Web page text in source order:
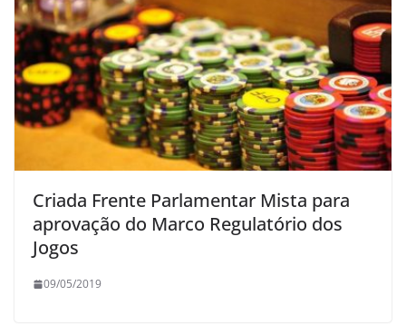
Criada Frente Parlamentar Mista para
aprovação do Marco Regulatório dos
Jogos
09/05/2019